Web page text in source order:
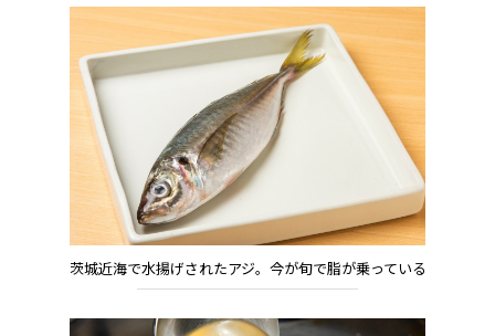
茨城近海で水揚げされたアジ。今が旬で脂が乗っている